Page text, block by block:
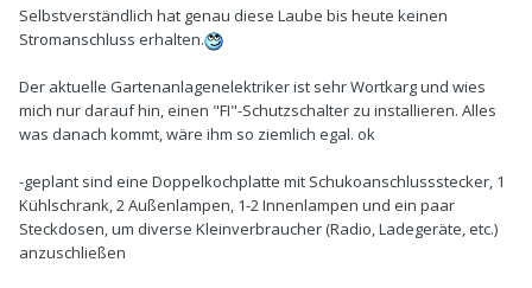
Selbstverständlich hat genau diese Laube bis heute keinen
Stromanschluss erhalten.
Der aktuelle Gartenanlagenelektriker ist sehr Wortkarg und wies
mich nur darauf hin, einen "FI"-Schutzschalter zu installieren. Alles
was danach kommt, wäre ihm so ziemlich egal. ok
-geplant sind eine Doppelkochplatte mit Schukoanschlussstecker, 1
Kühlschrank, 2 Außenlampen, 1-2 Innenlampen und ein paar
Steckdosen, um diverse Kleinverbraucher (Radio, Ladegeräte, etc.)
anzuschließen